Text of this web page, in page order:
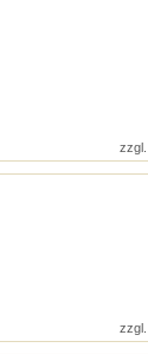
zzgl.
zzgl.